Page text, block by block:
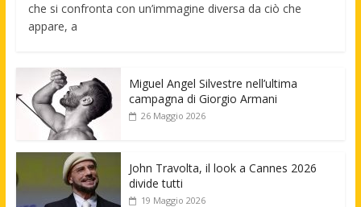
che si confronta con un’immagine diversa da ciò che
appare, a
Miguel Angel Silvestre nell’ultima
campagna di Giorgio Armani
26 Maggio 2026
John Travolta, il look a Cannes 2026
divide tutti
19 Maggio 2026